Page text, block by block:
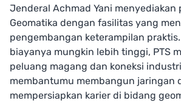
Jenderal Achmad Yani menyediakan
Geomatika dengan fasilitas yang
pengembangan keterampilan
biayanya mungkin lebih tinggi, PTS
peluang magang dan koneksi
membantumu membangun jaringan
mempersiapkan karier di bidang